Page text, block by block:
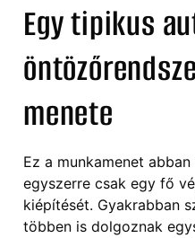
Egy tipikus
menete
Ez a munkamenet
egyszerre csak egy fő
kiépítését. Gyakrabban
többen is dolgoznak